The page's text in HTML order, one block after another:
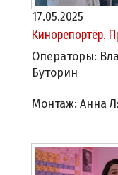
17.05.2025
Кинорепортёр.
Операторы:
Буторин
Монтаж: Анна